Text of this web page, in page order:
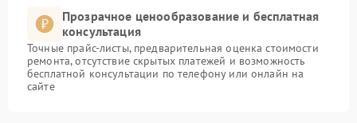
Прозрачное ценообразование и бесплатная
консультация
Точные прайс-листы, предварительная оценка стоимости
ремонта, отсутствие скрытых платежей и возможность
бесплатной консультации по телефону или онлайн на
сайте